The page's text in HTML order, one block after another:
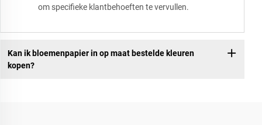
om specifieke klantbehoeften te vervullen.
Kan ik bloemenpapier in op maat bestelde kleuren
kopen?